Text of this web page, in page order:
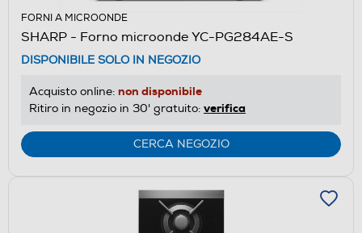
FORNI A MICROONDE
SHARP - Forno microonde YC-PG284AE-S
DISPONIBILE SOLO IN NEGOZIO
Acquisto online: non disponibile
Ritiro in negozio in 30' gratuito: verifica
CERCA NEGOZIO